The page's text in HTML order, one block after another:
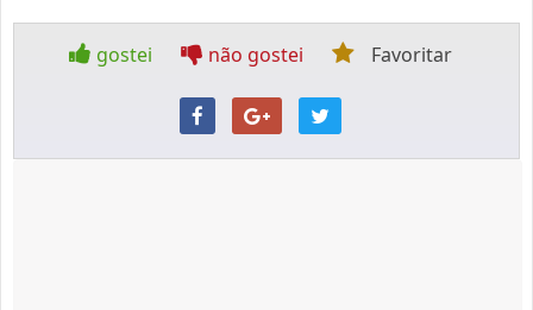
gostei não gostei Favoritar